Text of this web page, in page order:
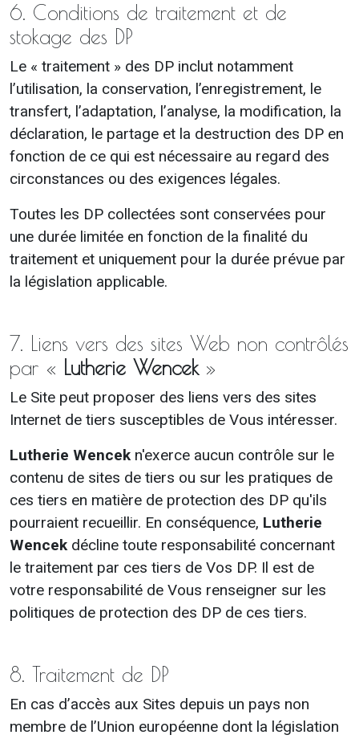
6. Conditions de traitement et de
stokage des DP
Le « traitement » des DP inclut notamment
l’utilisation, la conservation, l’enregistrement, le
transfert, l’adaptation, l’analyse, la modification, la
déclaration, le partage et la destruction des DP en
fonction de ce qui est nécessaire au regard des
circonstances ou des exigences légales.
Toutes les DP collectées sont conservées pour
une durée limitée en fonction de la finalité du
traitement et uniquement pour la durée prévue par
la législation applicable.
7. Liens vers des sites Web non contrôlés
par « Lutherie Wencek»
Le Site peut proposer des liens vers des sites
Internet de tiers susceptibles de Vous intéresser.
Lutherie Wencekn'exerce aucun contrôle sur le
contenu de sites de tiers ou sur les pratiques de
ces tiers en matière de protection des DP qu'ils
pourraient recueillir. En conséquence, Lutherie
Wencekdécline toute responsabilité concernant
le traitement par ces tiers de Vos DP. Il est de
votre responsabilité de Vous renseigner sur les
politiques de protection des DP de ces tiers.
8. Traitement de DP
En cas d’accès aux Sites depuis un pays non
membre de l’Union européenne dont la législation